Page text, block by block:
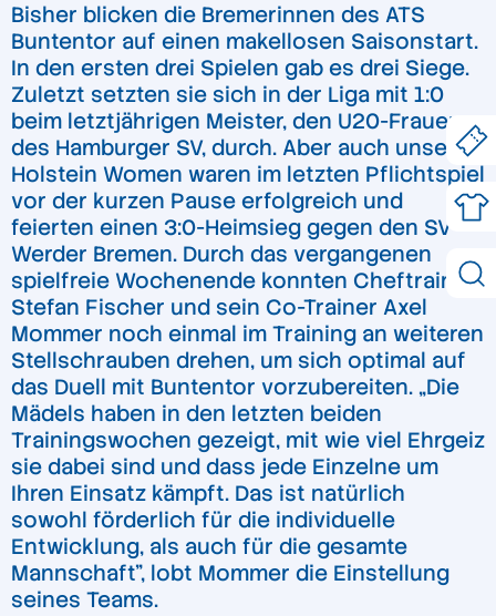
Bisher blicken die Bremerinnen des ATS
Buntentor auf einen makellosen Saisonstart.
In den ersten drei Spielen gab es drei Siege.
Zuletzt setzten sie sich in der Liga mit 1:0
beim letztjährigen Meister, den U20-Frauen
des Hamburger SV, durch. Aber auch unsere
Holstein Women waren im letzten Pflichtspiel
vor der kurzen Pause erfolgreich und
feierten einen 3:0-Heimsieg gegen den SV
Werder Bremen. Durch das vergangenen
spielfreie Wochenende konnten Cheftrainer
Stefan Fischer und sein Co-Trainer Axel
Mommer noch einmal im Training an weiteren
Stellschrauben drehen, um sich optimal auf
das Duell mit Buntentor vorzubereiten. „Die
Mädels haben in den letzten beiden
Trainingswochen gezeigt, mit wie viel Ehrgeiz
sie dabei sind und dass jede Einzelne um
Ihren Einsatz kämpft. Das ist natürlich
sowohl förderlich für die individuelle
Entwicklung, als auch für die gesamte
Mannschaft”, lobt Mommer die Einstellung
seines Teams.